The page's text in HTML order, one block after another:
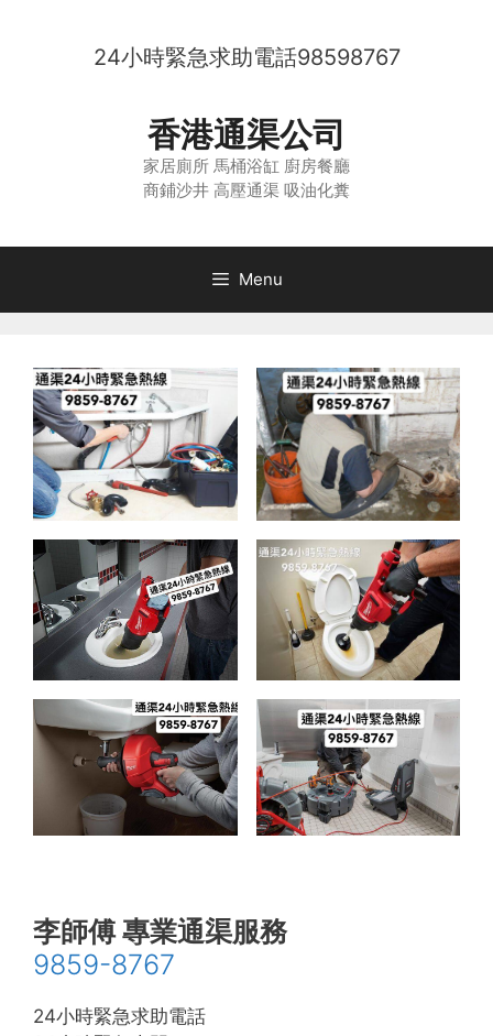
24小時緊急求助電話98598767
香港通渠公司
家居廁所 馬桶浴缸 廚房餐廳
商鋪沙井 高壓通渠 吸油化糞
Menu
李師傅 專業通渠服務
9859-8767
24小時緊急求助電話